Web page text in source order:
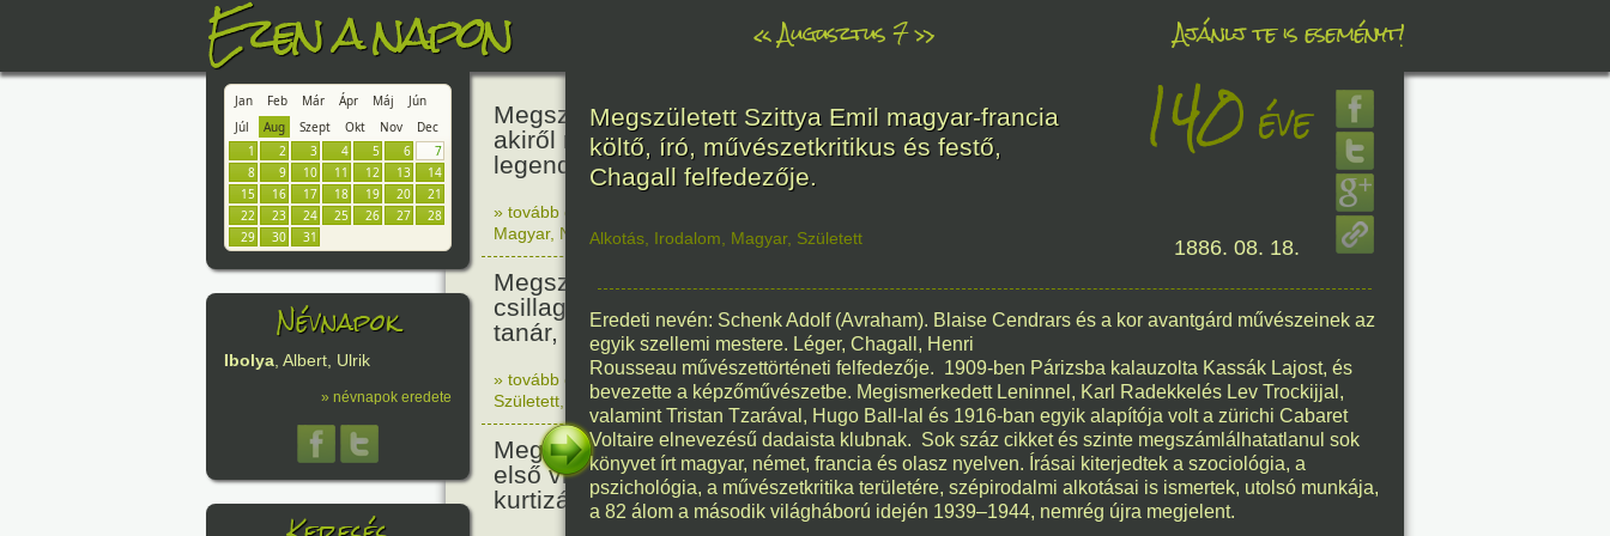
Ezen a napon «Augusztus 7» Ajánlj te is eseményt!
Jan Feb Már Ápr Máj
Jún
Júl
Aug Szept Okt Nov
Dec
1
2 3 4 5 6
7
8
9 10 11 12 13
14
15
16 17 18 19 20
21
22
23 24 25 26 27
28
29
30 31
Névnapok
Ibolya, Albert, Ulrik
» névnapok eredete
Megszületett Báthori Erzsébet,
akiről rémséges és kegyetlen
legendák éltek.
466
» tovább olvasom
Magyar, Nő Történelem
Megszületett Kondor Gusztáv
csillagász, matematikus, egyetemi
tanár, akadémikus.
201éve
» tovább olvasom|Nincs hozzászólás, szólj hozzá!
Született
Technika,Magyar 1825. 08. 07.
Megszületett Mata Hari, a híres
első világháborús táncosnő,
kurtizán és kém.
150éve
Megszületett Szittya Emil magyar-francia
költő, író, művészetkritikus és festő,
Chagall felfedezője.
140 éve
Alkotás Irodalom Magyar, Született 1886. 08. 18.
Eredeti nevén: Schenk Adolf (Avraham). Blaise Cendrars és a kor avantgárd művészeinek az
egyik szellemi mestere. Léger, Chagall, Henri
Rousseau művészettörténeti felfedezője. 1909-ben Párizsba kalauzolta Kassák Lajost, és
bevezette a képzőművészetbe. Megismerkedett Leninnel, Karl Radekkelés Lev Trockijjal,
valamint Tristan Tzarával, Hugo Ball-lal és 1916-ban egyik alapítója volt a zürichi Cabaret
Voltaire elnevezésű dadaista klubnak. Sok száz cikket és szinte megszámlálhatatlanul sok
könyvet írt magyar, német, francia és olasz nyelven. Írásai kiterjedtek a szociológia, a
pszichológia, a művészetkritika területére, szépirodalmi alkotásai is ismertek, utolsó munkája,
a 82 álom a második világháború idején 1939–1944, nemrég újra megjelent.